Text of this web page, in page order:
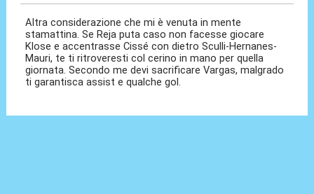
Altra considerazione che mi è venuta in mente
stamattina. Se Reja puta caso non facesse giocare
Klose e accentrasse Cissé con dietro Sculli-Hernanes-
Mauri, te ti ritroveresti col cerino in mano per quella
giornata. Secondo me devi sacrificare Vargas, malgrado
ti garantisca assist e qualche gol.